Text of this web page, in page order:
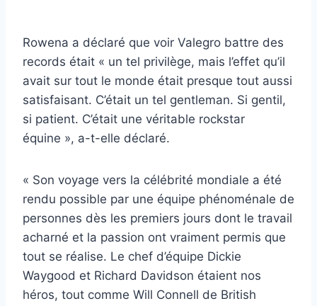
Rowena a déclaré que voir Valegro battre des
records était « un tel privilège, mais l’effet qu’il
avait sur tout le monde était presque tout aussi
satisfaisant. C’était un tel gentleman. Si gentil,
si patient. C’était une véritable rockstar
équine », a-t-elle déclaré.
« Son voyage vers la célébrité mondiale a été
rendu possible par une équipe phénoménale de
personnes dès les premiers jours dont le travail
acharné et la passion ont vraiment permis que
tout se réalise. Le chef d’équipe Dickie
Waygood et Richard Davidson étaient nos
héros, tout comme Will Connell de British